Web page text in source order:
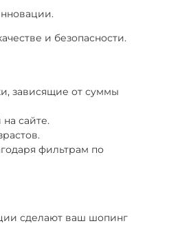
и безопасности.
зависящие от суммы
сайте.
фильтрам по
сделают ваш шопинг